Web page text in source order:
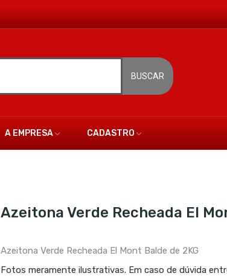
BUSCAR
A EMPRESA CADASTRO
Azeitona Verde Recheada El
Azeitona Verde Recheada El Mont Balde de 2KG
Fotos meramente ilustrativas. Em caso de dúvida